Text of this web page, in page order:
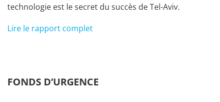
technologie est le secret du succès de Tel-Aviv.
Lire le rapport complet
FONDS D’URGENCE